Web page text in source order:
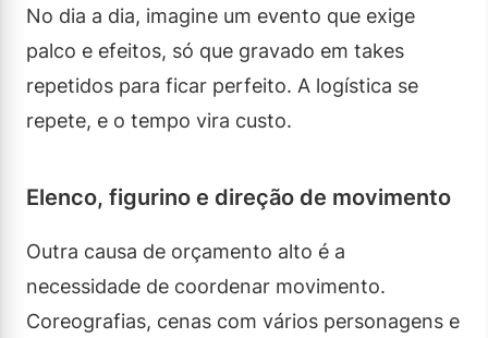
No dia a dia, imagine um evento que exige
palco e efeitos, só que gravado em takes
repetidos para ficar perfeito. A logística se
repete, e o tempo vira custo.
Elenco, figurino e direção de movimento
Outra causa de orçamento alto é a
necessidade de coordenar movimento.
Coreografias, cenas com vários personagens e